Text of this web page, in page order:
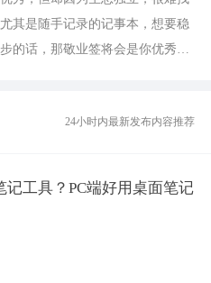
其是随手记录的记事本，想要稳
的话，那敬业签将会是你优秀的
24小时内最新发布内容推荐
工具？PC端好用桌面笔记